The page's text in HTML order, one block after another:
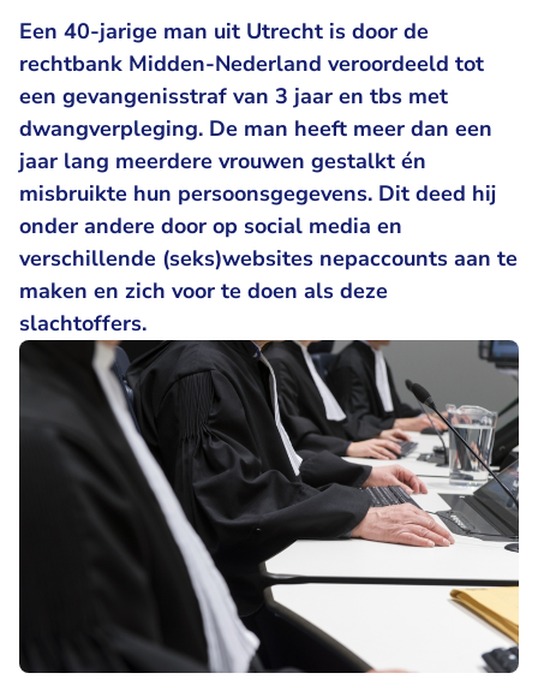
Een 40-jarige man uit Utrecht is door de
rechtbank Midden-Nederland veroordeeld tot
een gevangenisstraf van 3 jaar en tbs met
dwangverpleging. De man heeft meer dan een
jaar lang meerdere vrouwen gestalkt én
misbruikte hun persoonsgegevens. Dit deed hij
onder andere door op social media en
verschillende (seks)websites nepaccounts aan te
maken en zich voor te doen als deze
slachtoffers.